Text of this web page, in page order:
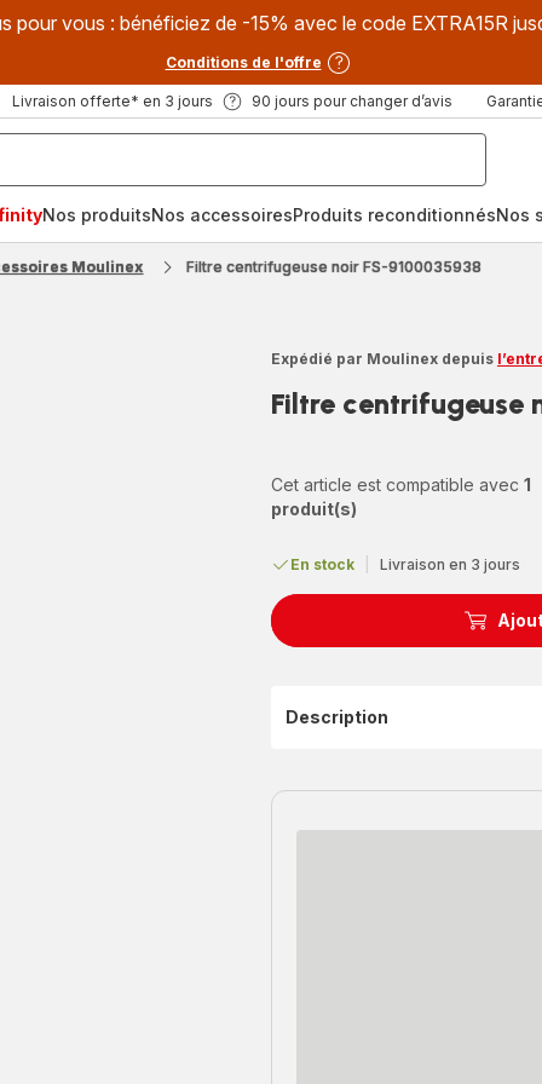
pour vous : bénéficiez de -15% avec le code EXTRA15R
Conditions de l'offre
Livraison offerte* en 3 jours 90 jours pour changer d’avis
Nos produitsNos accessoiresProduits reconditionnésNos
Moulinex Filtre centrifugeuse noir FS-9100035938
Expédié par Moulinex depuis
Filtre centrifugeuse
Cet article est compatible avec 1
produit(s)
En stock Livraison en 3 jours
Description